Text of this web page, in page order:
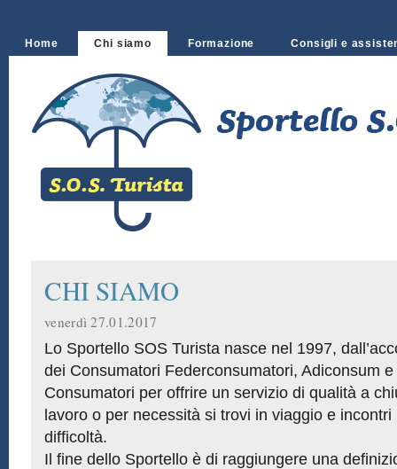
Home Chi siamo Formazione Consigli e
CHI SIAMO
venerdì 27.01.2017
Lo Sportello SOS Turista nasce nel 1997,
dei Consumatori Federconsumatori, Adiconsum
Consumatori per offrire un servizio di qualità a
lavoro o per necessità si trovi in viaggio e
difficoltà.
Il fine dello Sportello è di raggiungere una